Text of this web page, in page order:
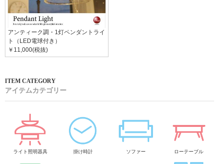
アンティーク調・1灯ペンダントライ
ト（LED電球付き）
￥11,000(税抜)
アイテムカテゴリー
ライト照明器具 掛け時計 ソファー ローテーブル